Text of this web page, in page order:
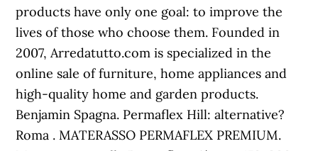
products have only one goal: to improve the
lives of those who choose them. Founded in
2007, Arredatutto.com is specialized in the
online sale of furniture, home appliances and
high-quality home and garden products.
Benjamin Spagna. Permaflex Hill: alternative?
Roma . MATERASSO PERMAFLEX PREMIUM.